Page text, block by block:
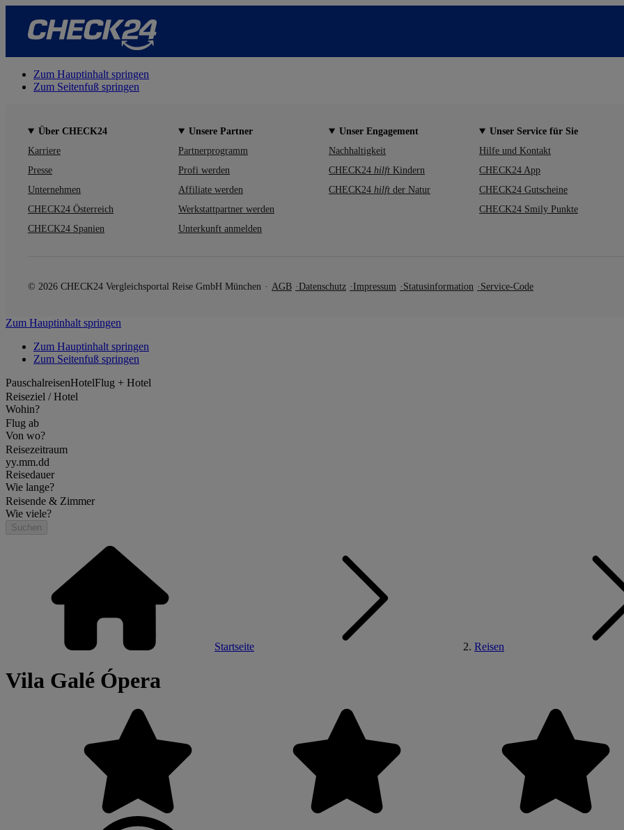
Zum Hauptinhalt springen
Zum Seitenfuß springen
Über CHECK24
Karriere
Presse
Unternehmen
CHECK24 Österreich
CHECK24 Spanien
Unsere Partner
Partnerprogramm
Profi werden
Affiliate werden
Werkstattpartner werden
Unterkunft anmelden
Unser Engagement
Nachhaltigkeit
CHECK24 hilft Kindern
CHECK24 hilft der Natur
Unser Service für Sie
Hilfe und Kontakt
CHECK24 App
CHECK24 Gutscheine
CHECK24 Smily Punkte
© 2026 CHECK24 Vergleichsportal Reise GmbH München AGB Datenschutz Impressum Statusinformation Service-Code
Zum Hauptinhalt springen
Zum Hauptinhalt springen
Zum Seitenfuß springen
PauschalreisenHotelFlug + Hotel
Reiseziel / Hotel
Wohin?
Flug ab
Von wo?
Reisezeitraum
yy.mm.dd
Reisedauer
Wie lange?
Reisende & Zimmer
Wie viele?
Suchen
Startseite Reisen
Vila Galé Ópera